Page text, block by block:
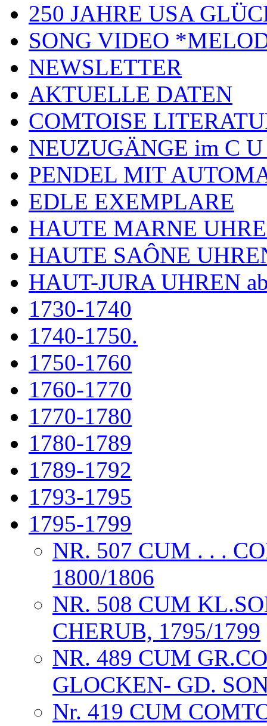
250 JAHRE USA
SONG VIDEO
NEWSLETTER
AKTUELLE DATEN
COMTOISE
NEUZUGÄNGE im C
PENDEL MIT
EDLE EXEMPLARE
HAUTE MARNE
HAUTE SAÔNE
HAUT-JURA UHREN
1730-1740
1740-1750.
1750-1760
1760-1770
1770-1780
1780-1789
1789-1792
1793-1795
1795-1799
NR. 507 CUM . . .
1800/1806
NR. 508 CUM
CHERUB, 1795/1799
NR. 489 CUM
GLOCKEN- GD.
Nr. 419 CUM